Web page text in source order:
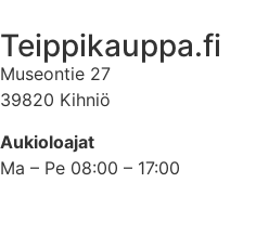
Teippikauppa.fi
Museontie 27
39820 Kihniö
Aukioloajat
Ma – Pe 08:00 – 17:00